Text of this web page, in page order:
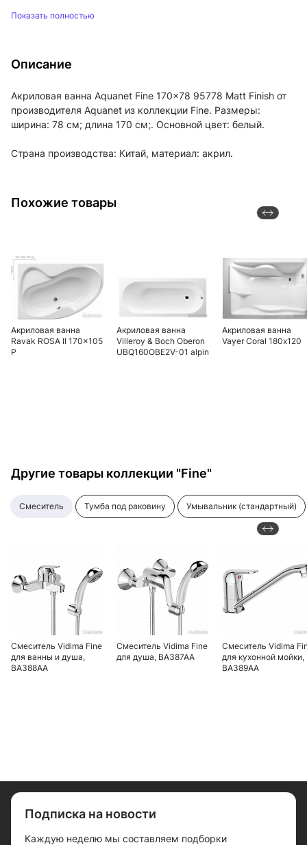
Показать полностью
Описание
Акриловая ванна Aquanet Fine 170x78 95778 Matt Finish от
производителя Aquanet из коллекции Fine. Размеры:
ширина: 78 см; длина 170 см;. Основной цвет: белый.
Страна производства: Китай, материал: акрил.
Похожие товары
Акриловая ванна
Ravak ROSA II 170x105
P
Акриловая ванна
Villeroy & Boch Oberon
UBQ160OBE2V-01 alpin
Акриловая ванна
Vayer Coral 180х120
Другие товары коллекции "Fine"
смеситель тумба под раковину умывальник (стандартный)
Смеситель Vidima Fine
для ванны и душа,
BA388AA
Смеситель Vidima Fine
для душа, BA387AA
Смеситель Vidima
для кухонной мойки,
BA389AA
Подписка на новости
Каждую неделю мы составляем подборки